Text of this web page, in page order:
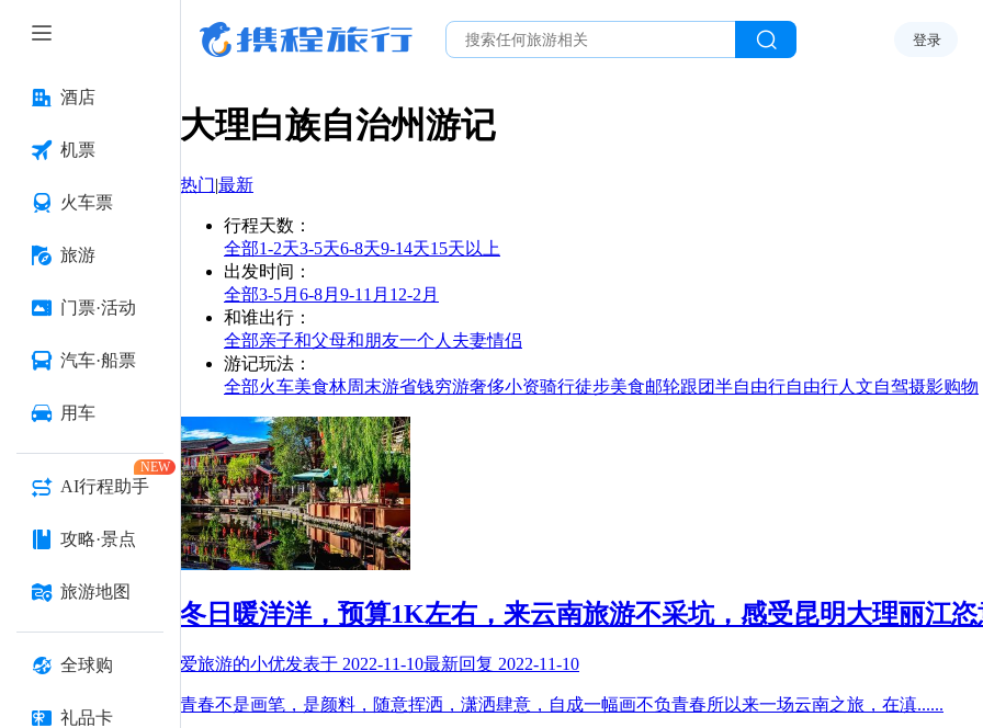
酒店
机票
火车票
旅游
门票·活动
汽车·船票
用车
AI行程助手
NEW
攻略·景点
旅游地图
全球购
礼品卡
登录
大理白族自治州游记
热门|最新
行程天数 ：
全部1-2天3-5天6-8天9-14天15天以上
出发时间 ：
全部3-5月 6-8月 9-11月 12-2月
和谁出行 ：
全部亲子和父母和朋友一个人 夫妻情侣
游记玩法 ：
全部火车美食林周末游省钱穷游奢侈小资骑行徒步美食邮轮跟团半自由行自由行人文自驾摄影购物
冬日暖洋洋，预算1K左右，来云南旅游不采坑，感受昆明大理丽江
爱旅游的小优发表于 2022-11-10最新回复 2022-11-10
青春不是画笔，是颜料，随意挥洒，潇洒肆意，自成一幅画不负青春所以来一场云南之旅，在滇......